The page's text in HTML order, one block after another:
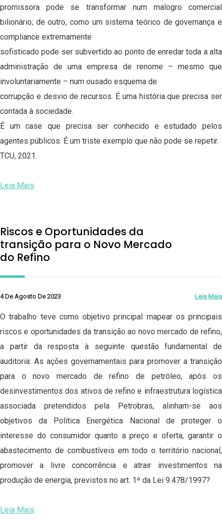
promissora pode se transformar num malogro comercial
bilionário; de outro, como um sistema teórico de governança e
compliance extremamente
sofisticado pode ser subvertido ao ponto de enredar toda a alta
administração de uma empresa de renome – mesmo que
involuntariamente – num ousado esquema de
corrupção e desvio de recursos. É uma história que precisa ser
contada à sociedade.
É um case que precisa ser conhecido e estudado pelos
agentes públicos. É um triste exemplo que não pode se repetir.
TCU, 2021.
Leia Mais
Riscos e Oportunidades da
transição para o Novo Mercado
do Refino
4 De Agosto De 2023 Leia Mais
O trabalho teve como objetivo principal mapear os principais
riscos e oportunidades da transição ao novo mercado de refino,
a partir da resposta à seguinte questão fundamental de
auditoria: As ações governamentais para promover a transição
para o novo mercado de refino de petróleo, após os
desinvestimentos dos ativos de refino e infraestrutura logística
associada pretendidos pela Petrobras, alinham-se aos
objetivos da Política Energética Nacional de proteger o
interesse do consumidor quanto a preço e oferta, garantir o
abastecimento de combustíveis em todo o território nacional,
promover a livre concorrência e atrair investimentos na
produção de energia, previstos no art. 1º da Lei 9.478/1997?
Leia Mais